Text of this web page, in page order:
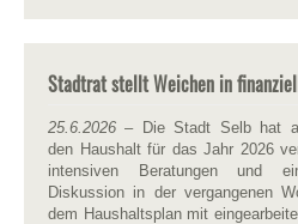
Stadtrat stellt Weichen in
25.6.2026 – Die Stadt Selb hat
den Haushalt für das Jahr 2026
intensiven Beratungen und
Diskussion in der vergangenen
dem Haushaltsplan mit